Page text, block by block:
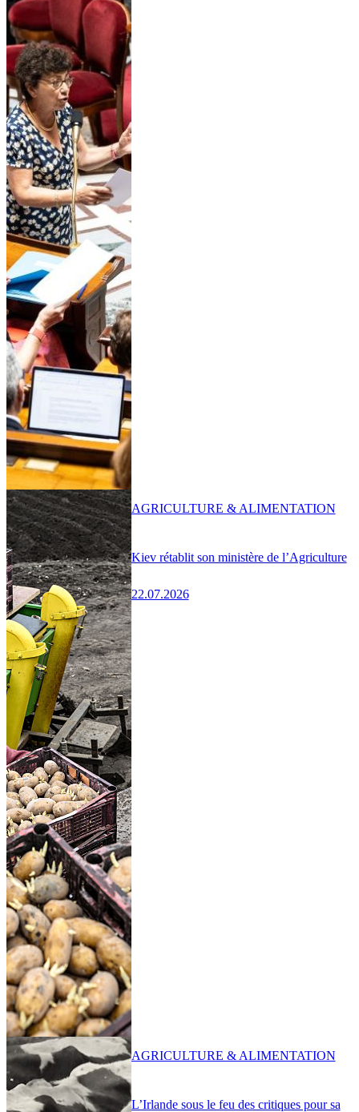
Kiev rétablit son ministère de l’Agriculture
22.07.2026
AGRICULTURE & ALIMENTATION
L’Irlande sous le feu des critiques pour sa
AGRICULTURE & ALIMENTATION